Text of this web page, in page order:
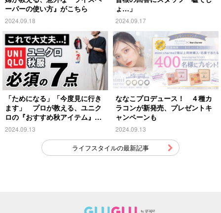
ーパーの使い方』がこちら
2024.09.18
ょ…」
2024.09.17
「ためになる」「今度見に行き
ます」 プロが教える、ユニク
ロの『おすすめ秋アイテム』が
こちら
2024.09.13
ななこプロデュース！ ４種カ
ラコンが新発売、プレゼントキ
ャンペーンも
2024.09.13
ライフスタイルの最新記事